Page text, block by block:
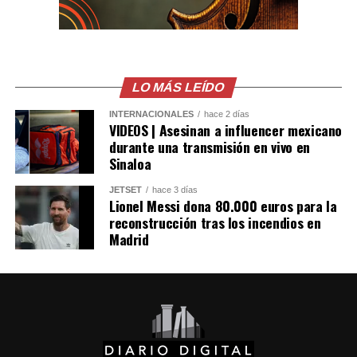
LO MÁS LEÍDO
INTERNACIONALES hace 2 días
VIDEOS | Asesinan a influencer mexicano
durante una transmisión en vivo en
Sinaloa
JETSET hace 3 días
Lionel Messi dona 80.000 euros para la
reconstrucción tras los incendios en
Madrid